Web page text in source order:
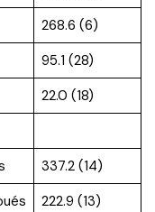
268.6 (6)
95.1 (28)
22.0 (18)
337.2 (14)
222.9 (13)